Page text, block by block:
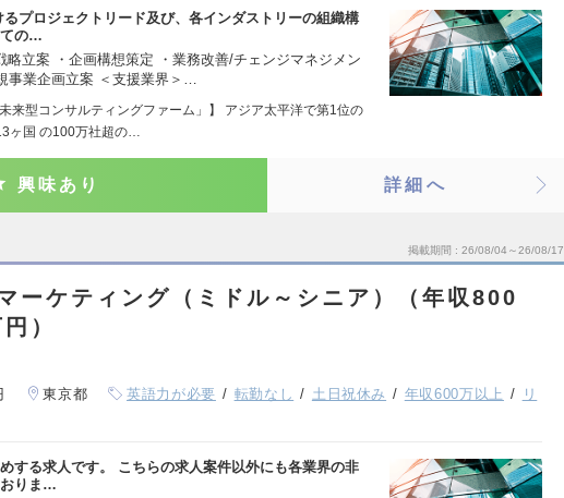
プロジェクトリード及び、各インダストリーの組織構
ての…
略立案 ・企画構想策定 ・業務改善/チェンジマネジメン
事業企画立案 ＜支援業界＞…
未来型コンサルティングファーム」】 アジア太平洋で第1位の
ヶ国 の100万社超の…
興味あり 詳細へ
掲載期間 26/08/04～26/08/17
ーケティング（ミドル～シニア）（年収800
）
東京都 英語力が必要 転勤なし 土日祝休み 年収600万以上
リ
する求人です。 こちらの求人案件以外にも各業界の非
おりま…